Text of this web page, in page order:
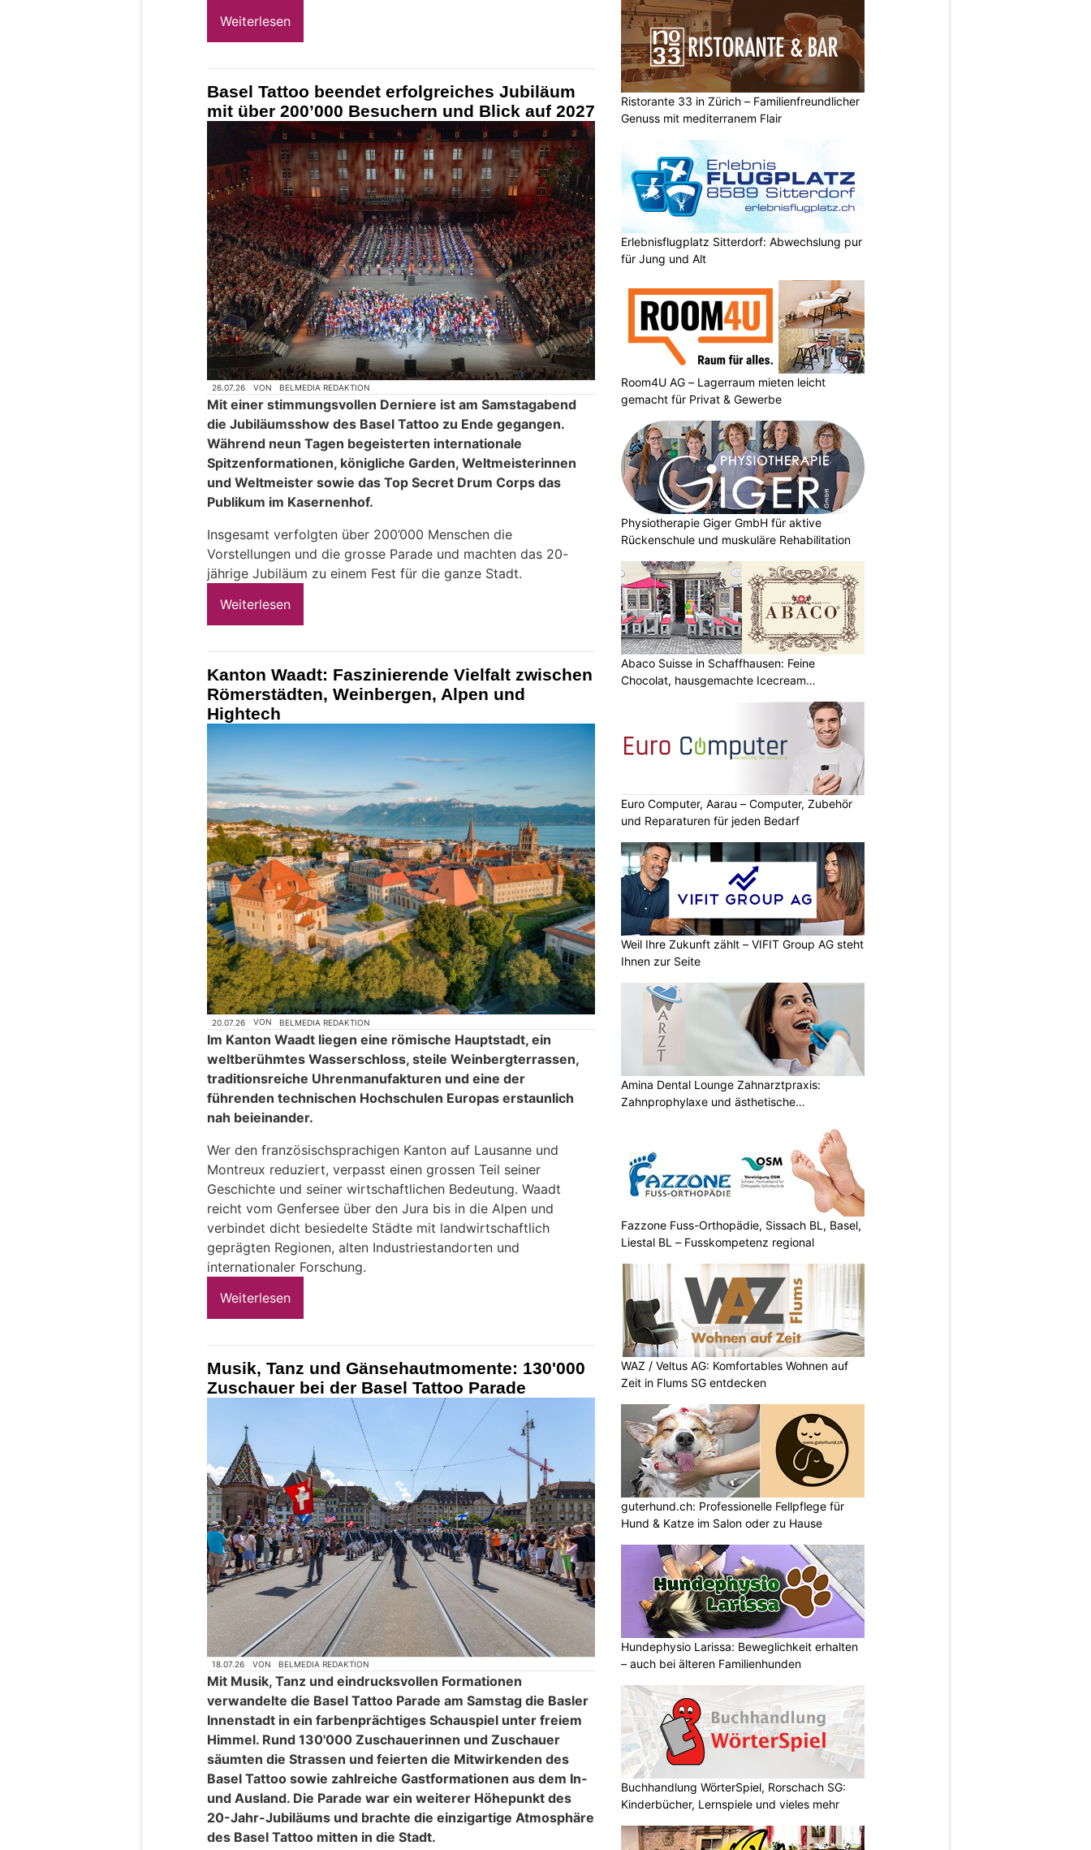
Weiterlesen
Basel Tattoo beendet erfolgreiches Jubiläum
mit über 200’000 Besuchern und Blick auf 2027
26.07.26 VON BELMEDIA REDAKTION
Mit einer stimmungsvollen Derniere ist am Samstagabend
die Jubiläumsshow des Basel Tattoo zu Ende gegangen.
Während neun Tagen begeisterten internationale
Spitzenformationen, königliche Garden, Weltmeisterinnen
und Weltmeister sowie das Top Secret Drum Corps das
Publikum im Kasernenhof.
Insgesamt verfolgten über 200’000 Menschen die
Vorstellungen und die grosse Parade und machten das 20-
jährige Jubiläum zu einem Fest für die ganze Stadt.
Weiterlesen
Kanton Waadt: Faszinierende Vielfalt zwischen
Römerstädten, Weinbergen, Alpen und
Hightech
20.07.26 VON BELMEDIA REDAKTION
Im Kanton Waadt liegen eine römische Hauptstadt, ein
weltberühmtes Wasserschloss, steile Weinbergterrassen,
traditionsreiche Uhrenmanufakturen und eine der
führenden technischen Hochschulen Europas erstaunlich
nah beieinander.
Wer den französischsprachigen Kanton auf Lausanne und
Montreux reduziert, verpasst einen grossen Teil seiner
Geschichte und seiner wirtschaftlichen Bedeutung. Waadt
reicht vom Genfersee über den Jura bis in die Alpen und
verbindet dicht besiedelte Städte mit landwirtschaftlich
geprägten Regionen, alten Industriestandorten und
internationaler Forschung.
Weiterlesen
Musik, Tanz und Gänsehautmomente: 130'000
Zuschauer bei der Basel Tattoo Parade
18.07.26 VON BELMEDIA REDAKTION
Mit Musik, Tanz und eindrucksvollen Formationen
verwandelte die Basel Tattoo Parade am Samstag die Basler
Innenstadt in ein farbenprächtiges Schauspiel unter freiem
Himmel. Rund 130'000 Zuschauerinnen und Zuschauer
säumten die Strassen und feierten die Mitwirkenden des
Basel Tattoo sowie zahlreiche Gastformationen aus dem In-
und Ausland. Die Parade war ein weiterer Höhepunkt des
20-Jahr-Jubiläums und brachte die einzigartige Atmosphäre
des Basel Tattoo mitten in die Stadt.
Ristorante 33 in Zürich – Familienfreundlicher
Genuss mit mediterranem Flair
Erlebnisflugplatz Sitterdorf: Abwechslung pur
für Jung und Alt
Room4U AG – Lagerraum mieten leicht
gemacht für Privat & Gewerbe
Physiotherapie Giger GmbH für aktive
Rückenschule und muskuläre Rehabilitation
Abaco Suisse in Schaffhausen: Feine
Chocolat, hausgemachte Icecream
Euro Computer, Aarau – Computer, Zubehör
und Reparaturen für jeden Bedarf
Weil Ihre Zukunft zählt – VIFIT Group AG steht
Ihnen zur Seite
Amina Dental Lounge Zahnarztpraxis:
Zahnprophylaxe und ästhetische
Fazzone Fuss-Orthopädie, Sissach BL, Basel,
Liestal BL – Fusskompetenz regional
WAZ / Veltus AG: Komfortables Wohnen auf
Zeit in Flums SG entdecken
guterhund.ch: Professionelle Fellpflege für
Hund & Katze im Salon oder zu Hause
Hundephysio Larissa: Beweglichkeit erhalten
– auch bei älteren Familienhunden
Buchhandlung WörterSpiel, Rorschach SG:
Kinderbücher, Lernspiele und vieles mehr